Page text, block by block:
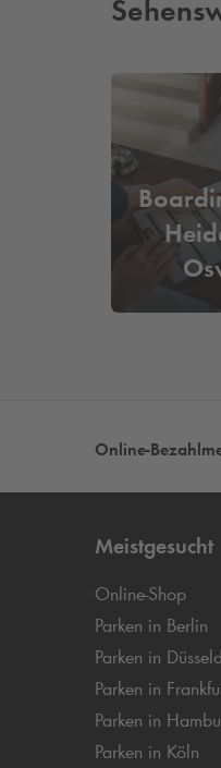
Online-
Meistgesucht
Online-Shop
Parken in Berlin
Parken in
Parken in
Parken in
Parken in Köln